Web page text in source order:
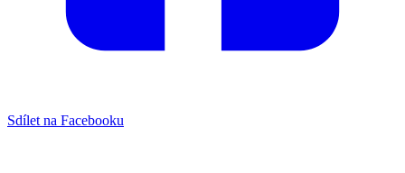
Sdílet na Facebooku